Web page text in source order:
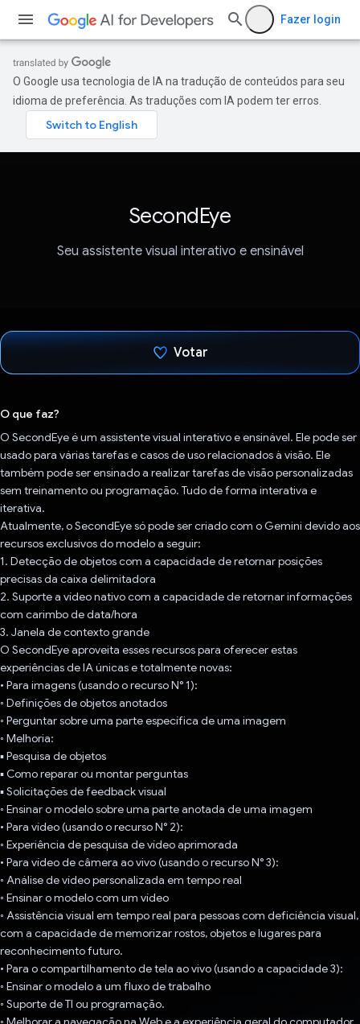
Fazer login
O Google usa tecnologia de IA na tradução de conteúdos para seu
idioma de preferência. As traduções com IA podem ter erros.
SecondEye
Seu assistente visual interativo e ensinável
Votar
O que faz?
O SecondEye é um assistente visual interativo e ensinável. Ele pode ser
usado para várias tarefas e casos de uso relacionados à visão. Ele
também pode ser ensinado a realizar tarefas de visão personalizadas
sem treinamento ou programação. Tudo de forma interativa e
iterativa.
Atualmente, o SecondEye só pode ser criado com o Gemini devido aos
recursos exclusivos do modelo a seguir:
1. Detecção de objetos com a capacidade de retornar posições
precisas da caixa delimitadora
2. Suporte a vídeo nativo com a capacidade de retornar informações
com carimbo de data/hora
3. Janela de contexto grande
O SecondEye aproveita esses recursos para oferecer estas
experiências de IA únicas e totalmente novas:
• Para imagens (usando o recurso N° 1):
◦ Definições de objetos anotados
◦ Perguntar sobre uma parte específica de uma imagem
◦ Melhoria:
▪ Pesquisa de objetos
▪ Como reparar ou montar perguntas
▪ Solicitações de feedback visual
◦ Ensinar o modelo sobre uma parte anotada de uma imagem
• Para vídeo (usando o recurso N° 2):
◦ Experiência de pesquisa de vídeo aprimorada
• Para vídeo de câmera ao vivo (usando o recurso N° 3):
◦ Análise de vídeo personalizada em tempo real
◦ Ensinar o modelo com um vídeo
◦ Assistência visual em tempo real para pessoas com deficiência visual,
com a capacidade de memorizar rostos, objetos e lugares para
reconhecimento futuro.
• Para o compartilhamento de tela ao vivo (usando a capacidade 3):
◦ Ensinar o modelo a um fluxo de trabalho
◦ Suporte de TI ou programação.